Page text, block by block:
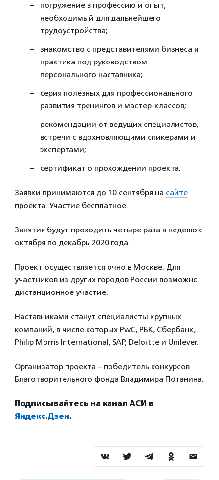
погружение в профессию и опыт,
необходимый для дальнейшего
трудоустройства;
знакомство с представителями бизнеса и
практика под руководством
персонального наставника;
серия полезных для профессионального
развития тренингов и мастер-классов;
рекомендации от ведущих специалистов,
встречи с вдохновляющими спикерами и
экспертами;
сертификат о прохождении проекта.
Заявки принимаются до 10 сентября на сайте
проекта. Участие бесплатное.
Занятия будут проходить четыре раза в неделю с
октября по декабрь 2020 года.
Проект осуществляется очно в Москве. Для
участников из других городов России возможно
дистанционное участие.
Наставниками станут специалисты крупных
компаний, в числе которых PwC, РБК, Сбербанк,
Philip Morris International, SAP, Deloitte и Unilever.
Организатор проекта – победитель конкурсов
Благотворительного фонда Владимира Потанина.
Подписывайтесь на канал АСИ в
Яндекс.Дзен.